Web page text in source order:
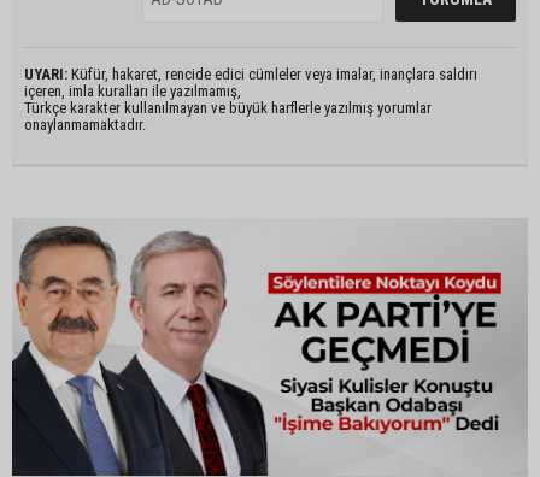
UYARI: Küfür, hakaret, rencide edici cümleler veya imalar, inançlara saldırı
içeren, imla kuralları ile yazılmamış,
Türkçe karakter kullanılmayan ve büyük harflerle yazılmış yorumlar
onaylanmamaktadır.